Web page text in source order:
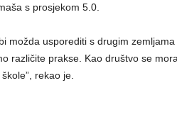
s prosjekom 5.0.
možda usporediti s drugim zemljama
različite prakse. Kao društvo se
rekao je.